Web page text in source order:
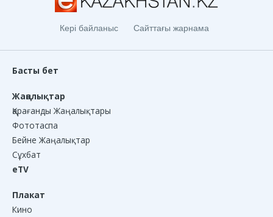
Кері байланыс Сайттағы жарнама
Басты бет
Жаңалықтар
Қарағанды Жаңалықтары
Фототаспа
Бейне Жаңалықтар
Сұхбат
eTV
Плакат
Кино